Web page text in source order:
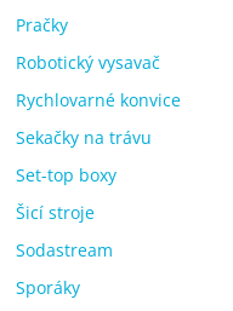
Pračky
Robotický vysavač
Rychlovarné konvice
Sekačky na trávu
Set-top boxy
Šicí stroje
Sodastream
Sporáky